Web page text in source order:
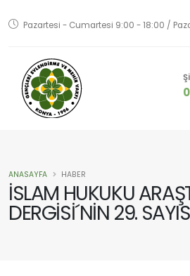
Pazartesi - Cumartesi 9:00 - 18:00 /
İSLAM HUKUKU
DERGİSİ´NİN 29.
ANASAYFA HABER